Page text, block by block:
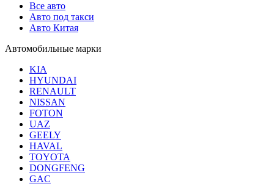
Все авто
Авто под такси
Авто Китая
Автомобильные марки
KIA
HYUNDAI
RENAULT
NISSAN
FOTON
UAZ
GEELY
HAVAL
TOYOTA
DONGFENG
GAC